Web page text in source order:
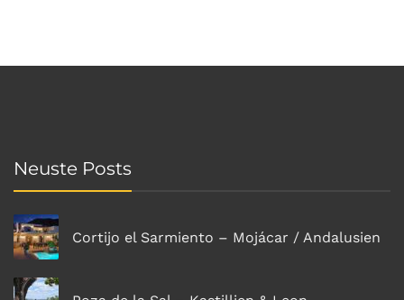
Neuste Posts
Cortijo el Sarmiento – Mojácar / Andalusien